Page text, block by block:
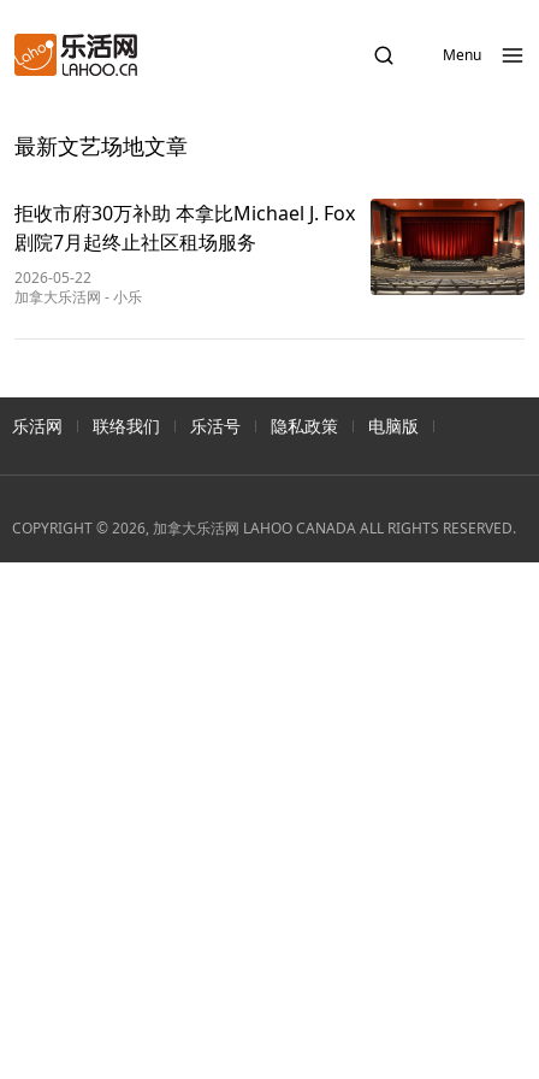
Menu
最新文艺场地文章
拒收市府30万补助 本拿比Michael J. Fox
剧院7月起终止社区租场服务
2026-05-22
加拿大乐活网 -小乐
乐活网 联络我们 乐活号 隐私政策 电脑版
COPYRIGHT © 2026, 加拿大乐活网 LAHOO CANADA ALL RIGHTS RESERVED.